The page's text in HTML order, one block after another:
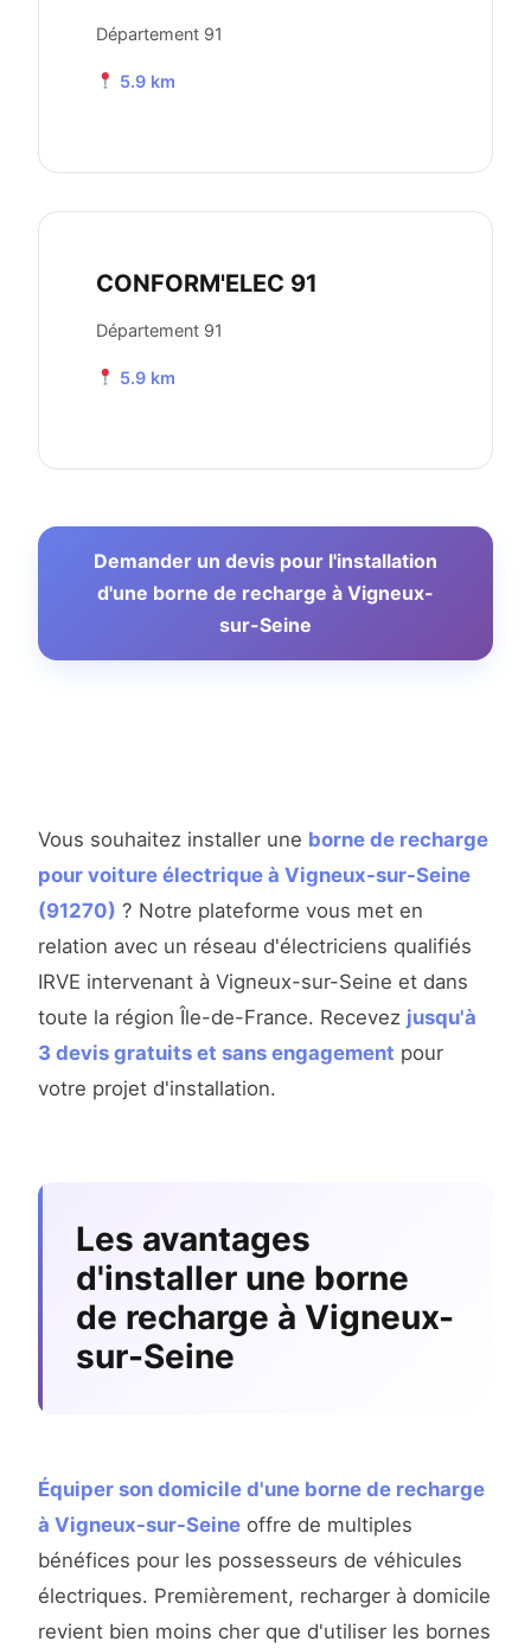
Département 91
5.9 km
CONFORM'ELEC 91
Département 91
5.9 km
Demander un devis pour l'installation
d'une borne de recharge à Vigneux-
sur-Seine
Vous souhaitez installer une borne de recharge
pour voiture électrique à Vigneux-sur-Seine
(91270) ? Notre plateforme vous met en
relation avec un réseau d'électriciens qualifiés
IRVE intervenant à Vigneux-sur-Seine et dans
toute la région Île-de-France. Recevez jusqu'à
3 devis gratuits et sans engagement pour
votre projet d'installation.
Les avantages
d'installer une borne
de recharge à Vigneux-
sur-Seine
Équiper son domicile d'une borne de recharge
à Vigneux-sur-Seine offre de multiples
bénéfices pour les possesseurs de véhicules
électriques. Premièrement, recharger à domicile
revient bien moins cher que d'utiliser les bornes